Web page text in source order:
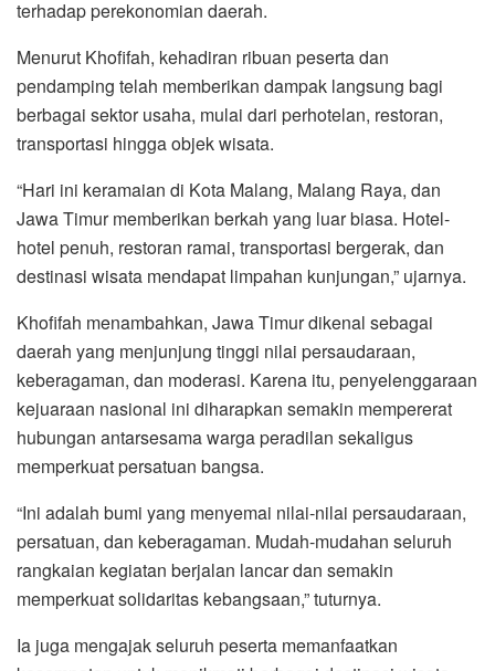
terhadap perekonomian daerah.
Menurut Khofifah, kehadiran ribuan peserta dan
pendamping telah memberikan dampak langsung bagi
berbagai sektor usaha, mulai dari perhotelan, restoran,
transportasi hingga objek wisata.
“Hari ini keramaian di Kota Malang, Malang Raya, dan
Jawa Timur memberikan berkah yang luar biasa. Hotel-
hotel penuh, restoran ramai, transportasi bergerak, dan
destinasi wisata mendapat limpahan kunjungan,” ujarnya.
Khofifah menambahkan, Jawa Timur dikenal sebagai
daerah yang menjunjung tinggi nilai persaudaraan,
keberagaman, dan moderasi. Karena itu, penyelenggaraan
kejuaraan nasional ini diharapkan semakin mempererat
hubungan antarsesama warga peradilan sekaligus
memperkuat persatuan bangsa.
“Ini adalah bumi yang menyemai nilai-nilai persaudaraan,
persatuan, dan keberagaman. Mudah-mudahan seluruh
rangkaian kegiatan berjalan lancar dan semakin
memperkuat solidaritas kebangsaan,” tuturnya.
Ia juga mengajak seluruh peserta memanfaatkan